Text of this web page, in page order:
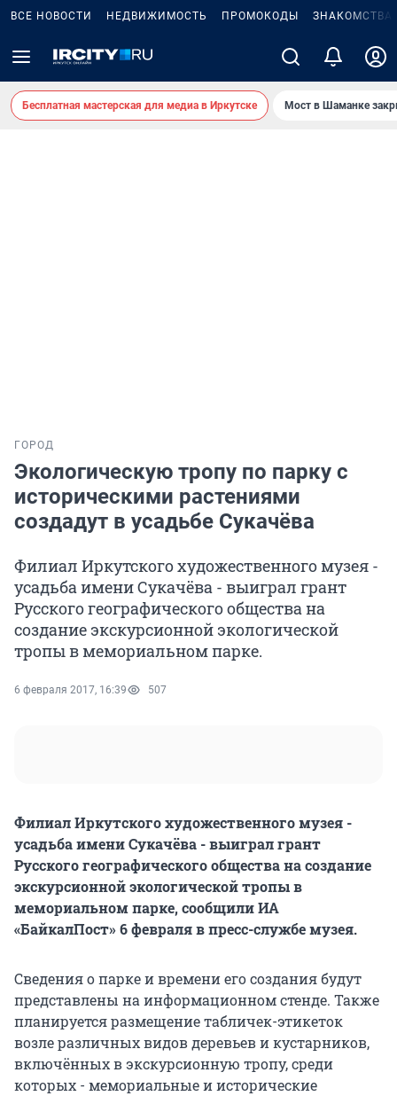
ВСЕ НОВОСТИ НЕДВИЖИМОСТЬ ПРОМОКОДЫ ЗНАКОМСТВА
Бесплатная мастерская для медиа в Иркутске Мост в Шаманке
ГОРОД
Экологическую тропу по парку с
историческими растениями
создадут в усадьбе Сукачёва
Филиал Иркутского художественного музея -
усадьба имени Сукачёва - выиграл грант
Русского географического общества на
создание экскурсионной экологической
тропы в мемориальном парке.
6 февраля 2017, 16:39 507
Филиал Иркутского художественного музея -
усадьба имени Сукачёва - выиграл грант
Русского географического общества на создание
экскурсионной экологической тропы в
мемориальном парке, сообщили ИА
«БайкалПост» 6 февраля в пресс-службе музея.
Сведения о парке и времени его создания будут
представлены на информационном стенде. Также
планируется размещение табличек-этикеток
возле различных видов деревьев и кустарников,
включённых в экскурсионную тропу, среди
которых - мемориальные и исторические